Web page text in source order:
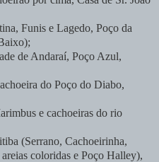
Funis e Lagedo, Poço da
de Andaraí, Poço Azul,
do Poço do Diabo,
e cachoeiras do rio
(Serrano, Cachoeirinha,
coloridas e Poço Halley),